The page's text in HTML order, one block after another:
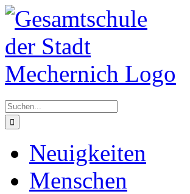
Zum
Inhalt
springen
nach:
Neuigkeiten
Menschen